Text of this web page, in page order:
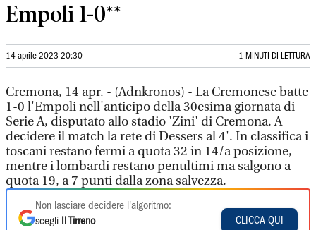
Empoli 1-0**
14 aprile 2023 20:30 1 MINUTI DI LETTURA
Cremona, 14 apr. - (Adnkronos) - La Cremonese batte
1-0 l'Empoli nell'anticipo della 30esima giornata di
Serie A, disputato allo stadio 'Zini' di Cremona. A
decidere il match la rete di Dessers al 4'. In classifica i
toscani restano fermi a quota 32 in 14/a posizione,
mentre i lombardi restano penultimi ma salgono a
quota 19, a 7 punti dalla zona salvezza.
Non lasciare decidere l'algoritmo:
scegli
Il Tirreno
CLICCA QUI